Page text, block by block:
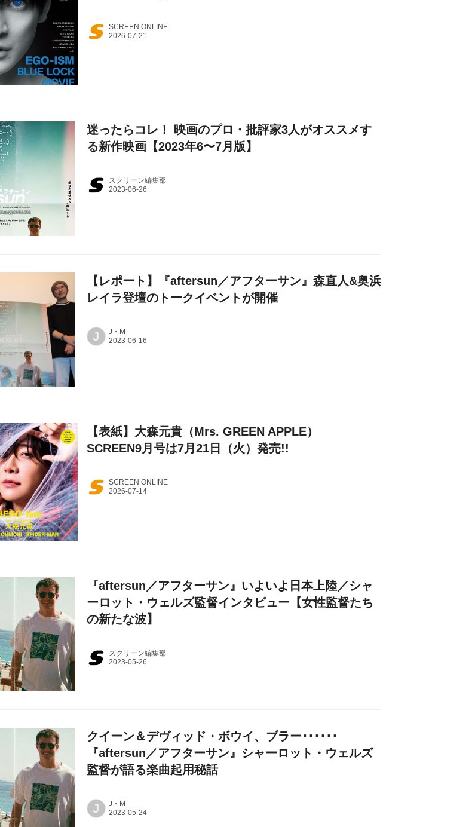
SCREEN ONLINE
迷ったらコレ！ 映画のプロ・批評家3人がオススメす
る新作映画【2023年6〜7月版】
スクリーン編集部
【レポート】『aftersun／アフターサン』森直人&奥浜
レイラ登壇のトークイベントが開催
J J・M
【表紙】大森元貴（Mrs. GREEN APPLE）
SCREEN9月号は7月21日（火）発売!!
SCREEN ONLINE
『aftersun／アフターサン』いよいよ日本上陸／シャ
ーロット・ウェルズ監督インタビュー【女性監督たち
の新たな波】
スクリーン編集部
クイーン＆デヴィッド・ボウイ、ブラー･･････
『aftersun／アフターサン』シャーロット・ウェルズ
監督が語る楽曲起用秘話
J J・M